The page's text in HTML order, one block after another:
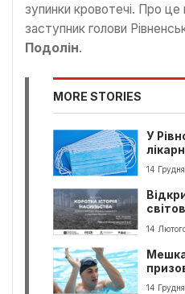
зупинки кровотечі. Про
заступник голови
Подолін.
MORE STORIES
У
режим
14
14
14